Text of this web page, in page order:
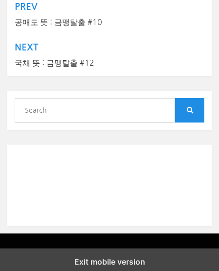
글
탐
색
PREV
공매도 뜻 : 금맹탈출 #10
NEXT
국채 뜻 : 금맹탈출 #12
a
Amphibious Theme byTemplatePocket ⋅Powered byWordPress
Exit mobile version